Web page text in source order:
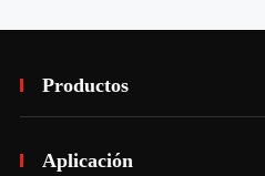
Productos
Aplicación